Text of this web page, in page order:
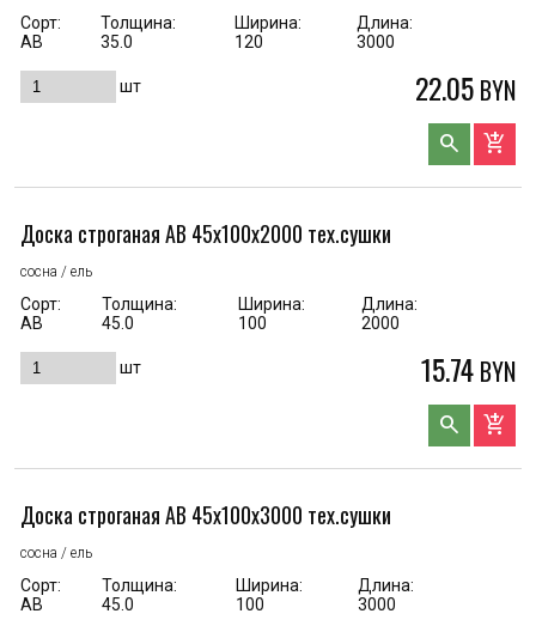
Сорт:
АВ
Толщина:
35.0
Ширина:
120
Длина:
3000
шт 22.05 BYN
search add_shopping_cart
Доска строганая AB 45x100x2000 тех.сушки
сосна / ель
Сорт:
АВ
Толщина:
45.0
Ширина:
100
Длина:
2000
шт 15.74 BYN
search add_shopping_cart
Доска строганая AB 45x100x3000 тех.сушки
сосна / ель
Сорт:
АВ
Толщина:
45.0
Ширина:
100
Длина:
3000